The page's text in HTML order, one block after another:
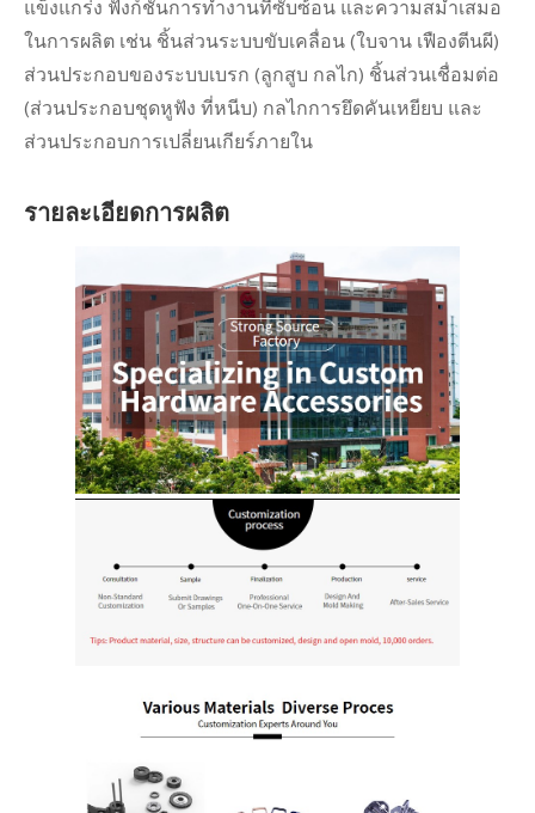
แข็งแกร่ง ฟังก์ชันการทำงานที่ซับซ้อน และความสม่ำเสมอ
ในการผลิต เช่น ชิ้นส่วนระบบขับเคลื่อน (ใบจาน เฟืองตีนผี)
ส่วนประกอบของระบบเบรก (ลูกสูบ กลไก) ชิ้นส่วนเชื่อมต่อ
(ส่วนประกอบชุดหูฟัง ที่หนีบ) กลไกการยึดคันเหยียบ และ
ส่วนประกอบการเปลี่ยนเกียร์ภายใน
รายละเอียดการผลิต